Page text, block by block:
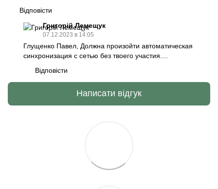
Відповісти
Григорiй Лемещук
07.12.2023 в 14:05
Глущенко Павел, Должна произойти автоматическая
синхронизация с сетью без твоего участия....
Відповісти
Написати відгук